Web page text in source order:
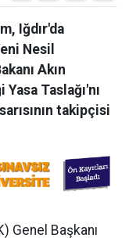
Iğdır'da
Nesil
Akın
Taslağı'nı
takipçisi
Genel Başkanı